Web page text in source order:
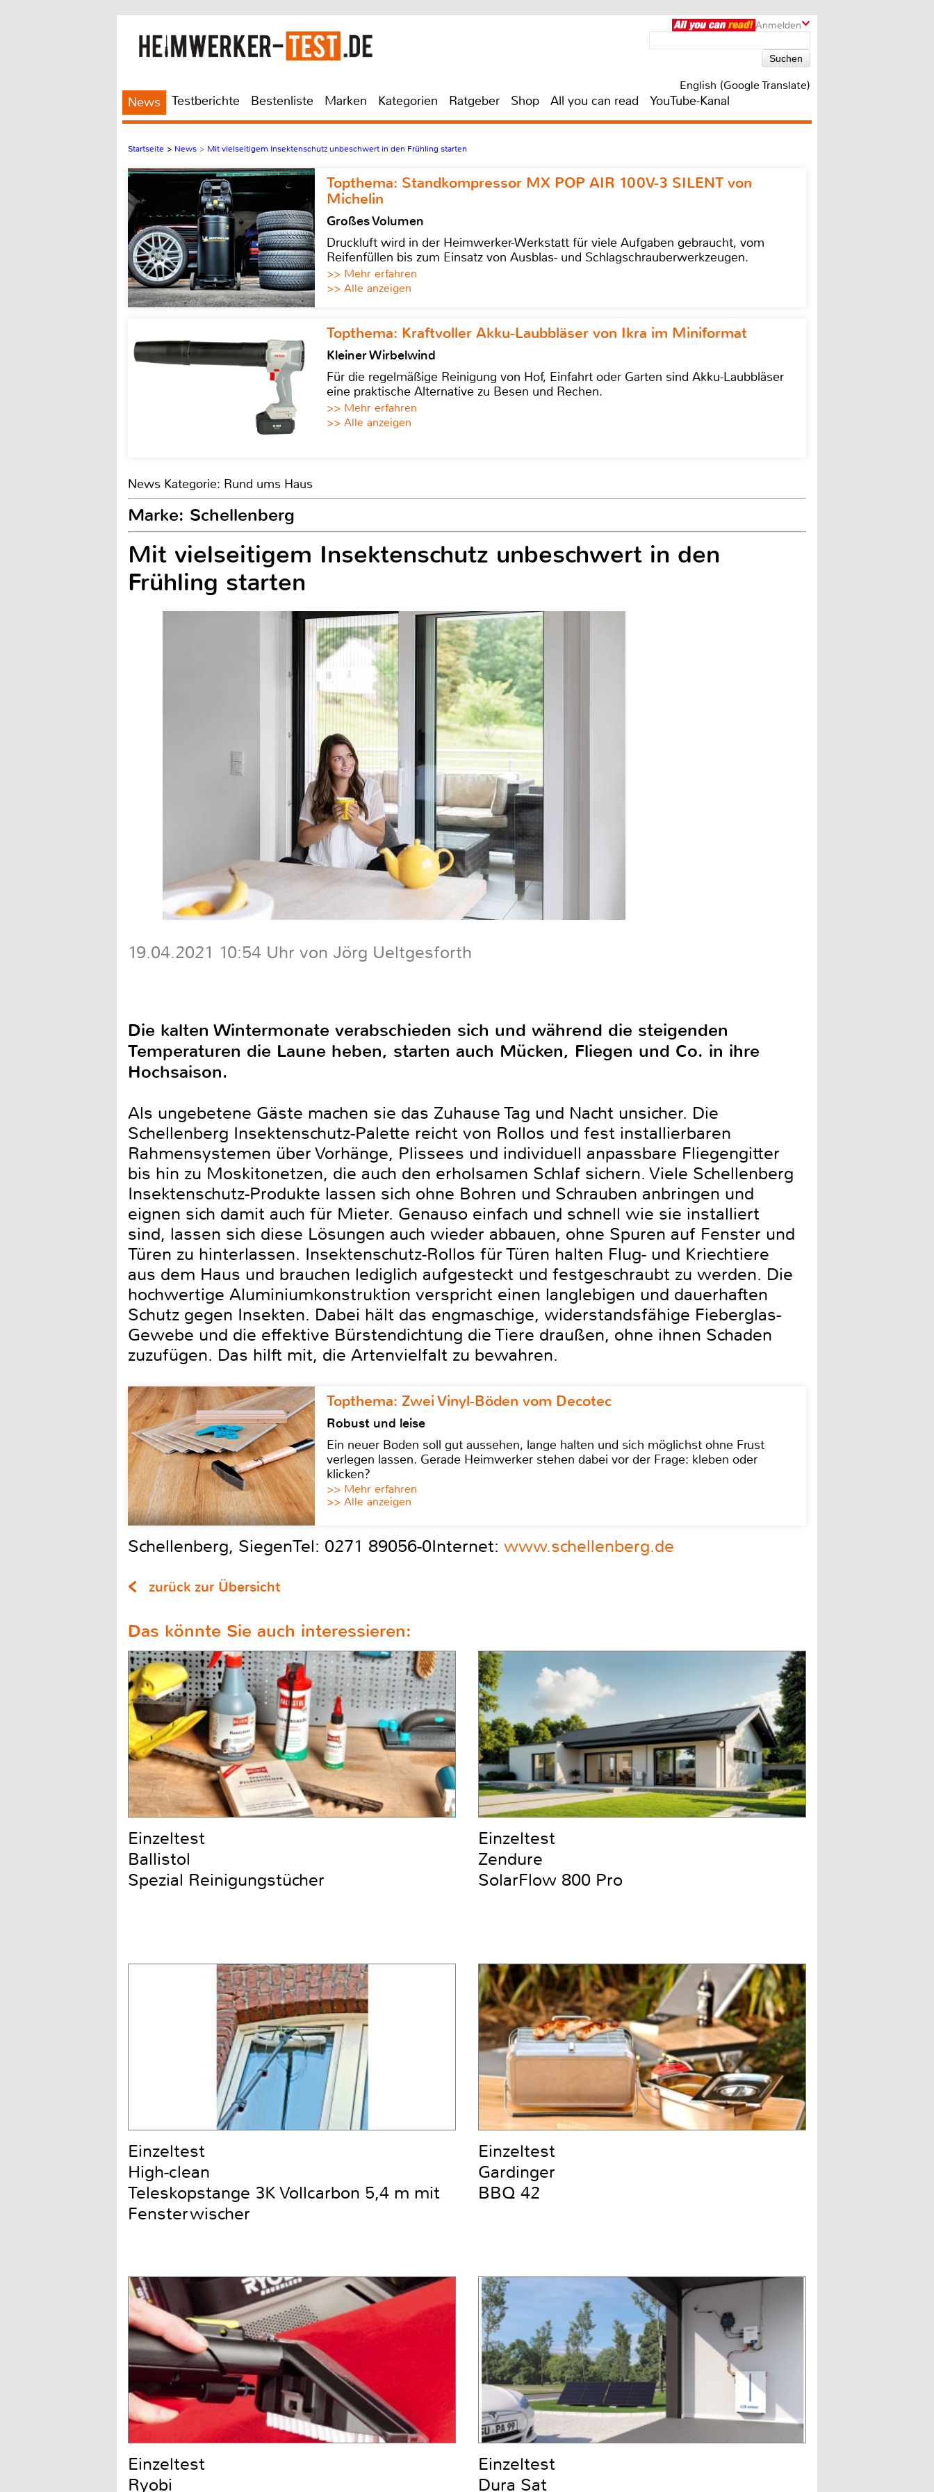
Anmelden
English (Google Translate)
News Testberichte Bestenliste Marken Kategorien Ratgeber Shop All you can read YouTube-Kanal
Startseite > News > Mit vielseitigem Insektenschutz unbeschwert in den Frühling starten
Topthema: Standkompressor MX POP AIR 100V-3 SILENT von
Michelin
Großes Volumen
Druckluft wird in der Heimwerker-Werkstatt für viele Aufgaben gebraucht, vom
Reifenfüllen bis zum Einsatz von Ausblas- und Schlagschrauberwerkzeugen.
>> Mehr erfahren
>> Alle anzeigen
Topthema: Kraftvoller Akku-Laubbläser von Ikra im Miniformat
Kleiner Wirbelwind
Für die regelmäßige Reinigung von Hof, Einfahrt oder Garten sind Akku-Laubbläser
eine praktische Alternative zu Besen und Rechen.
>> Mehr erfahren
>> Alle anzeigen
News Kategorie: Rund ums Haus
Marke: Schellenberg
Mit vielseitigem Insektenschutz unbeschwert in den
Frühling starten
19.04.2021 10:54 Uhr von Jörg Ueltgesforth
Die kalten Wintermonate verabschieden sich und während die steigenden
Temperaturen die Laune heben, starten auch Mücken, Fliegen und Co. in ihre
Hochsaison.
Als ungebetene Gäste machen sie das Zuhause Tag und Nacht unsicher. Die
Schellenberg Insektenschutz-Palette reicht von Rollos und fest installierbaren
Rahmensystemen über Vorhänge, Plissees und individuell anpassbare Fliegengitter
bis hin zu Moskitonetzen, die auch den erholsamen Schlaf sichern. Viele Schellenberg
Insektenschutz-Produkte lassen sich ohne Bohren und Schrauben anbringen und
eignen sich damit auch für Mieter. Genauso einfach und schnell wie sie installiert
sind, lassen sich diese Lösungen auch wieder abbauen, ohne Spuren auf Fenster und
Türen zu hinterlassen. Insektenschutz-Rollos für Türen halten Flug- und Kriechtiere
aus dem Haus und brauchen lediglich aufgesteckt und festgeschraubt zu werden. Die
hochwertige Aluminiumkonstruktion verspricht einen langlebigen und dauerhaften
Schutz gegen Insekten. Dabei hält das engmaschige, widerstandsfähige Fieberglas-
Gewebe und die effektive Bürstendichtung die Tiere draußen, ohne ihnen Schaden
zuzufügen. Das hilft mit, die Artenvielfalt zu bewahren.
Topthema: Zwei Vinyl-Böden vom Decotec
Robust und leise
Ein neuer Boden soll gut aussehen, lange halten und sich möglichst ohne Frust
verlegen lassen. Gerade Heimwerker stehen dabei vor der Frage: kleben oder
klicken?
>> Mehr erfahren
>> Alle anzeigen
Schellenberg, SiegenTel: 0271 89056-0Internet: www.schellenberg.de
zurück zur Übersicht
Das könnte Sie auch interessieren:
Einzeltest
Ballistol
Spezial Reinigungstücher
Einzeltest
Zendure
SolarFlow 800 Pro
Einzeltest
High-clean
Teleskopstange 3K Vollcarbon 5,4 m mit
Fensterwischer
Einzeltest
Gardinger
BBQ 42
Einzeltest
Ryobi
Einzeltest
Dura Sat